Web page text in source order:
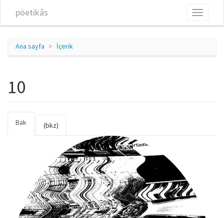
pöetikâs
Toggle
Ana sayfa İçerik
10
Birincil sekmeler
Bak
sekme)
(bkz)
10_0.jpg